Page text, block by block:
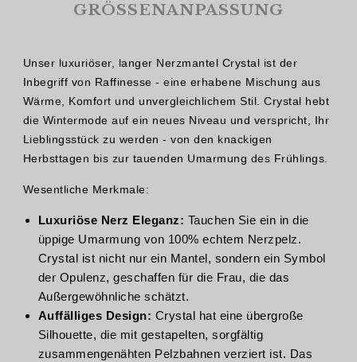
GRÖSSENANPASSUNG
Unser luxuriöser, langer Nerzmantel Crystal ist der
Inbegriff von Raffinesse - eine erhabene Mischung aus
Wärme, Komfort und unvergleichlichem Stil. Crystal hebt
die Wintermode auf ein neues Niveau und verspricht, Ihr
Lieblingsstück zu werden - von den knackigen
Herbsttagen bis zur tauenden Umarmung des Frühlings.
Wesentliche Merkmale:
Luxuriöse Nerz Eleganz: Tauchen Sie ein in die
üppige Umarmung von 100% echtem Nerzpelz.
Crystal ist nicht nur ein Mantel, sondern ein Symbol
der Opulenz, geschaffen für die Frau, die das
Außergewöhnliche schätzt.
Auffälliges Design: Crystal hat eine übergroße
Silhouette, die mit gestapelten, sorgfältig
zusammengenähten Pelzbahnen verziert ist. Das